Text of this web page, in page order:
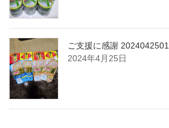
ご支援に感謝 2024042501
2024年4月25日